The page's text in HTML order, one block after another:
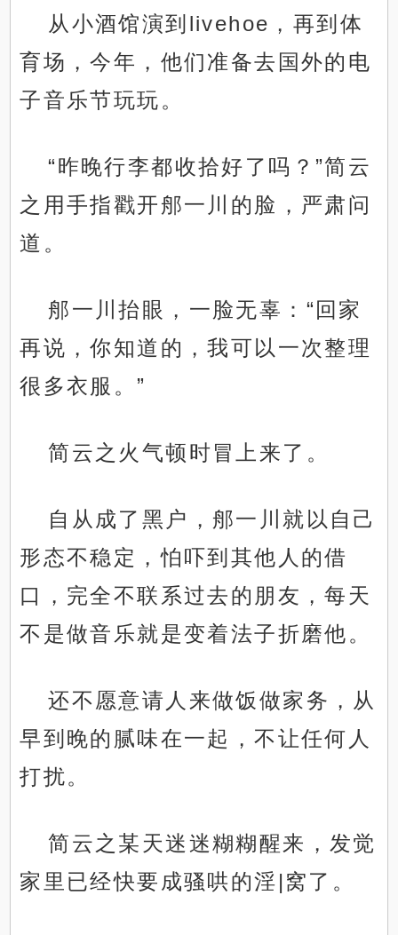
从小酒馆演到livehoe，再到体
育场，今年，他们准备去国外的电
子音乐节玩玩。
“昨晚行李都收拾好了吗？”简云
之用手指戳开郍一川的脸，严肃问
道。
郍一川抬眼，一脸无辜：“回家
再说，你知道的，我可以一次整理
很多衣服。”
简云之火气顿时冒上来了。
自从成了黑户，郍一川就以自己
形态不稳定，怕吓到其他人的借
口，完全不联系过去的朋友，每天
不是做音乐就是变着法子折磨他。
还不愿意请人来做饭做家务，从
早到晚的腻味在一起，不让任何人
打扰。
简云之某天迷迷糊糊醒来，发觉
家里已经快要成骚哄的淫|窝了。